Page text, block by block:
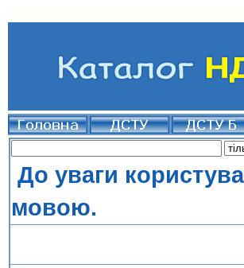
До уваги
мовою.